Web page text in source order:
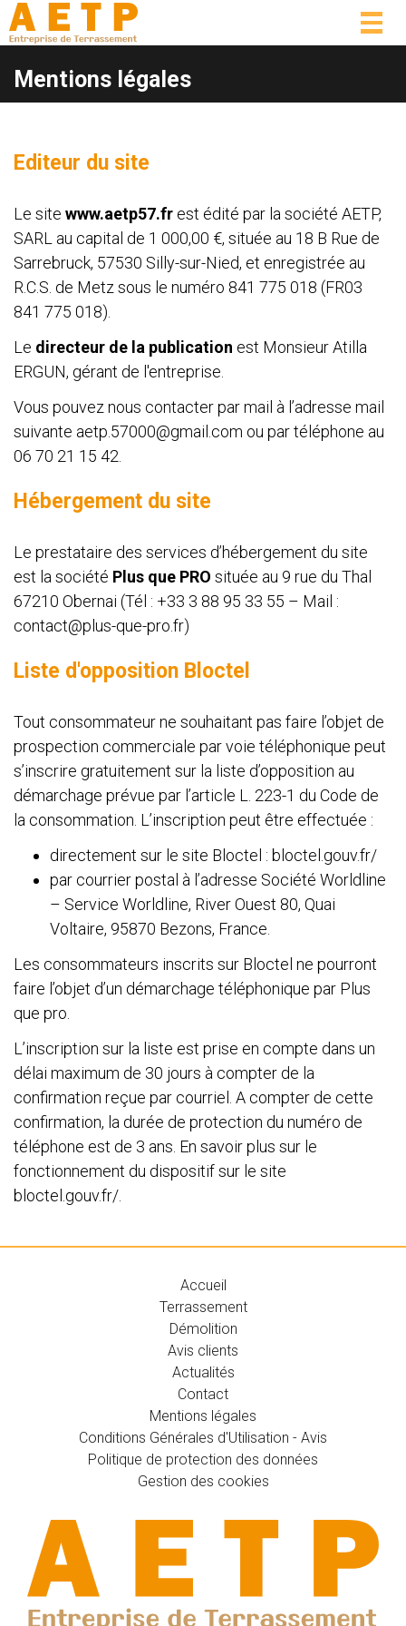
Mentions légales
Editeur du site
Le site www.aetp57.fr est édité par la société AETP,
SARL au capital de 1 000,00 €, située au 18 B Rue de
Sarrebruck, 57530 Silly-sur-Nied, et enregistrée au
R.C.S. de Metz sous le numéro 841 775 018 (FR03
841 775 018).
Le directeur de la publication est Monsieur Atilla
ERGUN, gérant de l'entreprise.
Vous pouvez nous contacter par mail à l’adresse mail
suivante aetp.57000@gmail.com ou par téléphone au
06 70 21 15 42.
Hébergement du site
Le prestataire des services d’hébergement du site
est la société Plus que PRO située au 9 rue du Thal
67210 Obernai (Tél : +33 3 88 95 33 55 – Mail :
contact@plus-que-pro.fr)
Liste d'opposition Bloctel
Tout consommateur ne souhaitant pas faire l’objet de
prospection commerciale par voie téléphonique peut
s’inscrire gratuitement sur la liste d’opposition au
démarchage prévue par l’article L. 223-1 du Code de
la consommation. L’inscription peut être effectuée :
directement sur le site Bloctel : bloctel.gouv.fr/
par courrier postal à l’adresse Société Worldline
– Service Worldline, River Ouest 80, Quai
Voltaire, 95870 Bezons, France.
Les consommateurs inscrits sur Bloctel ne pourront
faire l’objet d’un démarchage téléphonique par Plus
que pro.
L’inscription sur la liste est prise en compte dans un
délai maximum de 30 jours à compter de la
confirmation reçue par courriel. A compter de cette
confirmation, la durée de protection du numéro de
téléphone est de 3 ans. En savoir plus sur le
fonctionnement du dispositif sur le site
bloctel.gouv.fr/.
Accueil
Terrassement
Démolition
Avis clients
Actualités
Contact
Mentions légales
Conditions Générales d'Utilisation - Avis
Politique de protection des données
Gestion des cookies